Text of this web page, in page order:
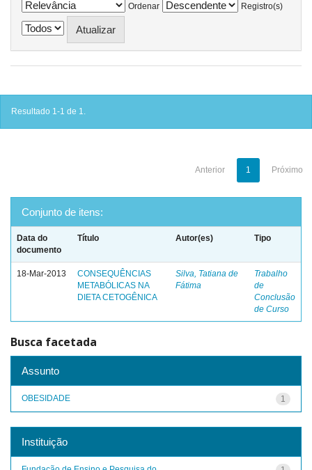
Ordenar
Registro(s)
Resultado 1-1 de 1.
Anterior 1 Próximo
Conjunto de itens:
Data do
documento
Título Autor(es) Tipo
18-Mar-2013
CONSEQUÊNCIAS
METABÓLICAS NA
DIETA CETOGÊNICA
Silva, Tatiana de
Fátima
Trabalho
de
Conclusão
de Curso
Busca facetada
Assunto
1
OBESIDADE
Instituição